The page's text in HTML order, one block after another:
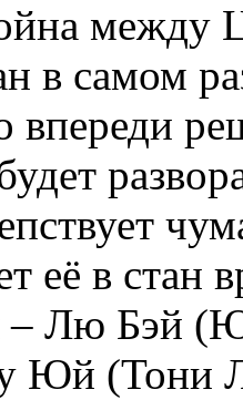
между
в самом
впереди
её в стан
– Лю Бэй
Юй (Тони